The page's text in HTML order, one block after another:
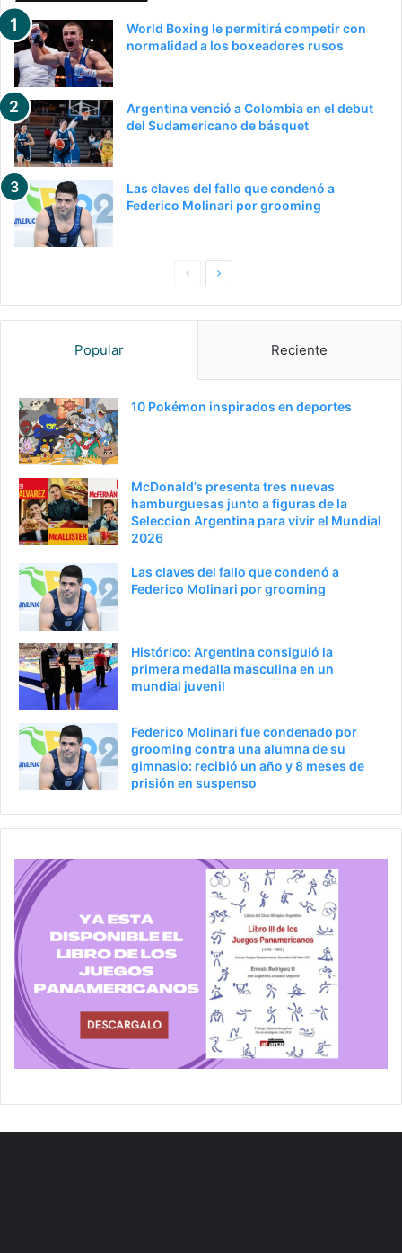
World Boxing le permitirá competir con
normalidad a los boxeadores rusos
Argentina venció a Colombia en el debut
del Sudamericano de básquet
Las claves del fallo que condenó a
Federico Molinari por grooming
g
e
r
o
g
p
á
i
Popular Reciente
10 Pokémon inspirados en deportes
McDonald’s presenta tres nuevas
hamburguesas junto a figuras de la
Selección Argentina para vivir el Mundial
2026
Las claves del fallo que condenó a
Federico Molinari por grooming
Histórico: Argentina consiguió la
primera medalla masculina en un
mundial juvenil
Federico Molinari fue condenado por
grooming contra una alumna de su
gimnasio: recibió un año y 8 meses de
prisión en suspenso